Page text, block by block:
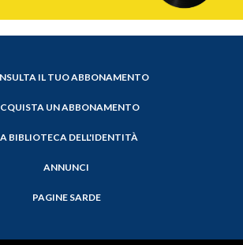
IL TUO ABBONAMENTO
UN ABBONAMENTO
BIBLIOTECA DELL'IDENTITÀ
ANNUNCI
PAGINE SARDE